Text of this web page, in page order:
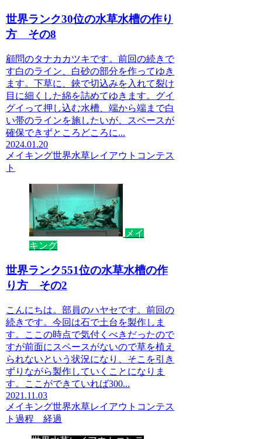
世界ランク30位の水草水槽の作り
方 その8
顧問のタナカカツキです。前回の続きで
す白のライン、白砂の部分を作ってゆき
ます。下草に、鋏で切込みを入れて裂け
目に細くした綿を詰めてゆきます。グイ
グイって押し込む水槽、端から端まで白
い帯のラインを施したいが、スペースが
確保できずところどころに...
2024.01.20
メイキング世界水草レイアウトコンテス
ト
メイ
キング
世界ランク551位の水草水槽の作
り方 その2
こんにちは。部員のハヤセです。前回の
続きです。今回は⽯で⼟台を製作しま
す。ここの時点で気付くべきだったので
すが前面にスペースがないので草を植え
られないという状況になり、そこを引き
ずりながら製作していくことになりま
す。ここができていれば300...
2021.11.03
メイキング世界水草レイアウトコンテス
ト過程 経過